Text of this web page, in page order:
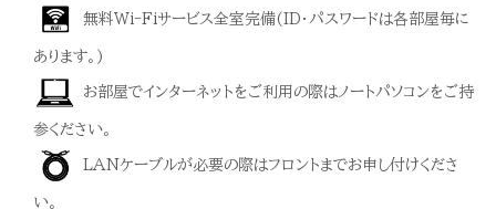
無料Wi-Fiサービス全室完備(ID・パスワードは各部屋毎に
あります。)
お部屋でインターネットをご利用の際はノートパソコンをご持
参ください。
LANケーブルが必要の際はフロントまでお申し付けくださ
い。